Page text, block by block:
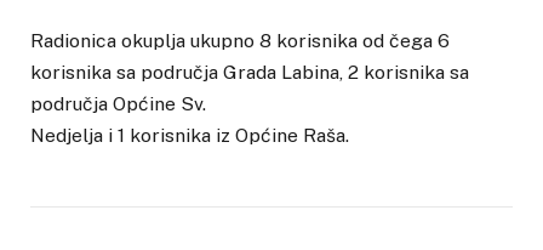
Radionica okuplja ukupno 8 korisnika od čega 6
korisnika sa područja Grada Labina, 2 korisnika sa
područja Općine Sv.
Nedjelja i 1 korisnika iz Općine Raša.